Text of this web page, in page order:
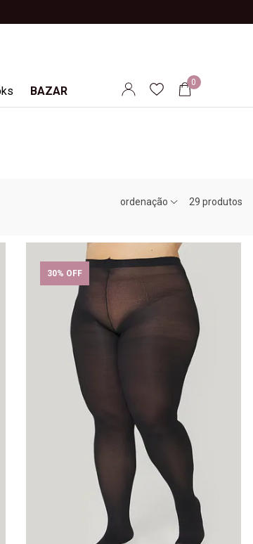
BAZAR
0
ordenação 29 produtos
30% OFF